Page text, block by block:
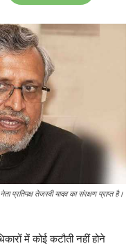
प्रतिपक्ष तेजस्वी यादव का संरक्षण प्राप्त है।
में कोई कटौती नहीं होने